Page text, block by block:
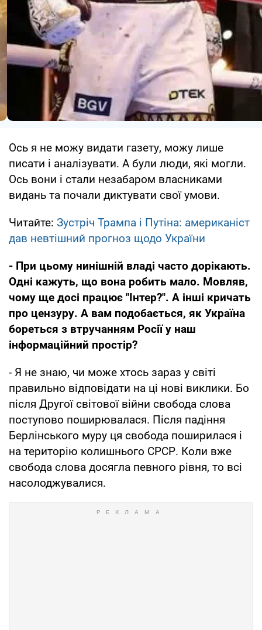
Ось я не можу видати газету, можу лише
писати і аналізувати. А були люди, які могли.
Ось вони і стали незабаром власниками
видань та почали диктувати свої умови.
Читайте: Зустріч Трампа і Путіна: американіст
дав невтішний прогноз щодо України
- При цьому нинішній владі часто дорікають.
Одні кажуть, що вона робить мало. Мовляв,
чому ще досі працює "Інтер?". А інші кричать
про цензуру. А вам подобається, як Україна
бореться з втручанням Росії у наш
інформаційний простір?
- Я не знаю, чи може хтось зараз у світі
правильно відповідати на ці нові виклики. Бо
після Другої світової війни свобода слова
поступово поширювалася. Після падіння
Берлінського муру ця свобода поширилася і
на територію колишнього СРСР. Коли вже
свобода слова досягла певного рівня, то всі
насолоджувалися.